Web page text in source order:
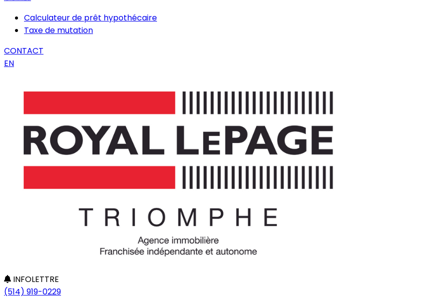
Calculateur de prêt hypothécaire
Taxe de mutation
CONTACT
EN
INFOLETTRE
(514) 919-0229